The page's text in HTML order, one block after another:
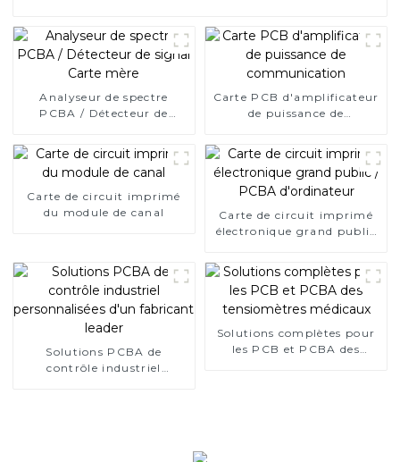
Analyseur de spectre
PCBA / Détecteur de
Carte PCB d'amplificateur
de puissance de
Carte de circuit imprimé
du module de canal
Carte de circuit imprimé
électronique grand public
Solutions PCBA de
contrôle industriel
Solutions complètes pour
les PCB et PCBA des